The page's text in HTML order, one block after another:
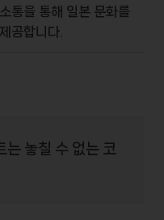
통을 통해 일본 문화를
공합니다.
는 놓칠 수 없는 코